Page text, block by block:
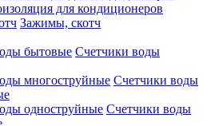
для кондиционеров
Зажимы, скотч
Счетчики воды
Счетчики воды
Счетчики воды